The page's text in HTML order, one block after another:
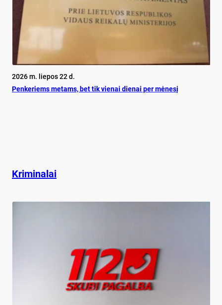
2026 m. liepos 22 d.
Pen­ke­riems me­tams, bet tik vie­nai die­nai per mė­ne­sį
Kriminalai